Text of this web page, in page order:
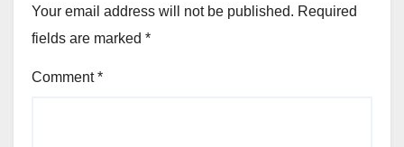
Your email address will not be published. Required
fields are marked *
Comment*